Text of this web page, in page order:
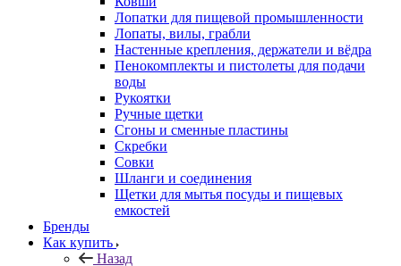
Лопатки для пищевой промышленности
Лопаты, вилы, грабли
Настенные крепления, держатели и вёдра
Пенокомплекты и пистолеты для подачи
воды
Рукоятки
Ручные щетки
Сгоны и сменные пластины
Скребки
Совки
Шланги и соединения
Щетки для мытья посуды и пищевых
емкостей
Бренды
Как купить
Назад